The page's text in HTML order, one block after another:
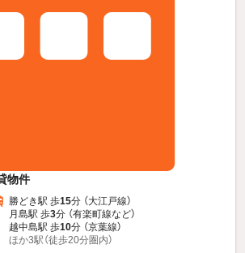
物件
勝どき駅 歩15分 （大江戸線）
月島駅 歩3分 （有楽町線など）
越中島駅 歩10分 （京葉線）
ほか3駅（徒歩20分圏内）